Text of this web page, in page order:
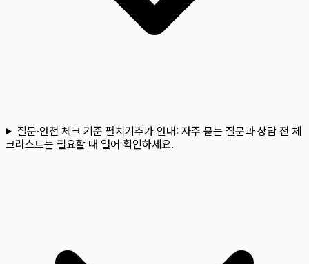
질문·안전 체크 기준 펼치기추가 안내: 자주 묻는 질문과 상담 전 체
크리스트는 필요할 때 열어 확인하세요.